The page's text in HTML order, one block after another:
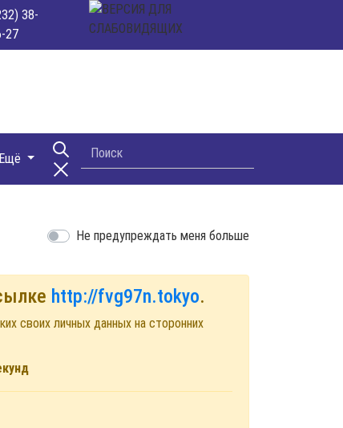
38-
27
Ещё
Не предупреждать меня больше
http://fvg97n.tokyo.
своих личных данных на сторонних